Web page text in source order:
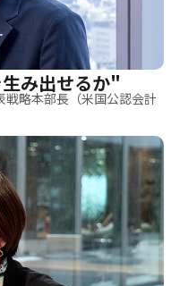
み出せるか"
戦略本部長（米国公認会計